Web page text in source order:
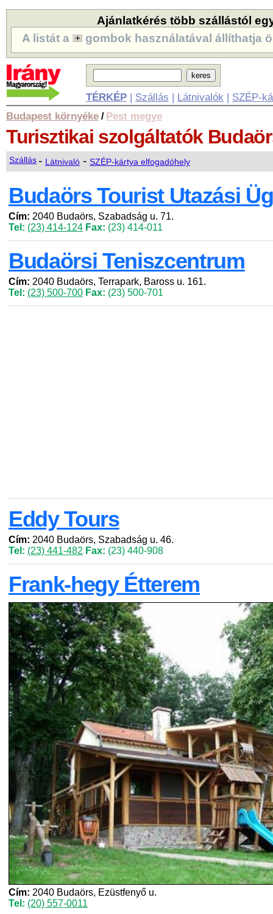
Ajánlatkérés több szállástól
A listát a
gombok használatával állíthatja
TÉRKÉP| Szállás | Látnivalók | SZÉP-
Budapest környéke / Pest megye
Turisztikai szolgáltatók
Szállás- Látnivaló - SZÉP-kártya elfogadóhely
Budaörs Tourist Utazási
Cím: 2040 Budaörs, Szabadság u. 71.
Tel: (23) 414-124 Fax: (23) 414-011
Budaörsi Teniszcentrum
Cím: 2040 Budaörs, Terrapark, Baross u. 161.
Tel: (23) 500-700 Fax: (23) 500-701
Eddy Tours
Cím: 2040 Budaörs, Szabadság u. 46.
Tel: (23) 441-482 Fax: (23) 440-908
Frank-hegy Étterem
Cím: 2040 Budaörs, Ezüstfenyő u.
Tel: (20) 557-0011